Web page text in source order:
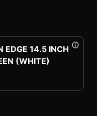
EDGE 14.5 INCH
(WHITE)